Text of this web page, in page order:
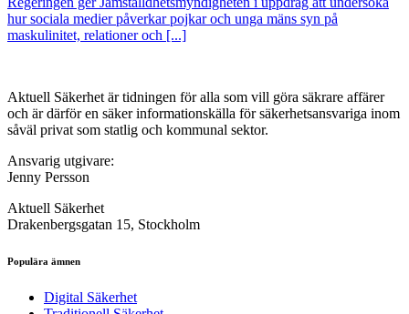
hur sociala medier påverkar pojkar och unga mäns syn på
maskulinitet, relationer och [...]
Aktuell Säkerhet är tidningen för alla som vill göra säkrare affärer
och är därför en säker informationskälla för säkerhets­ansvariga inom
såväl privat som statlig och kommunal sektor.
Ansvarig utgivare:
Jenny Persson
Aktuell Säkerhet
Drakenbergsgatan 15, Stockholm
Populära ämnen
Digital Säkerhet